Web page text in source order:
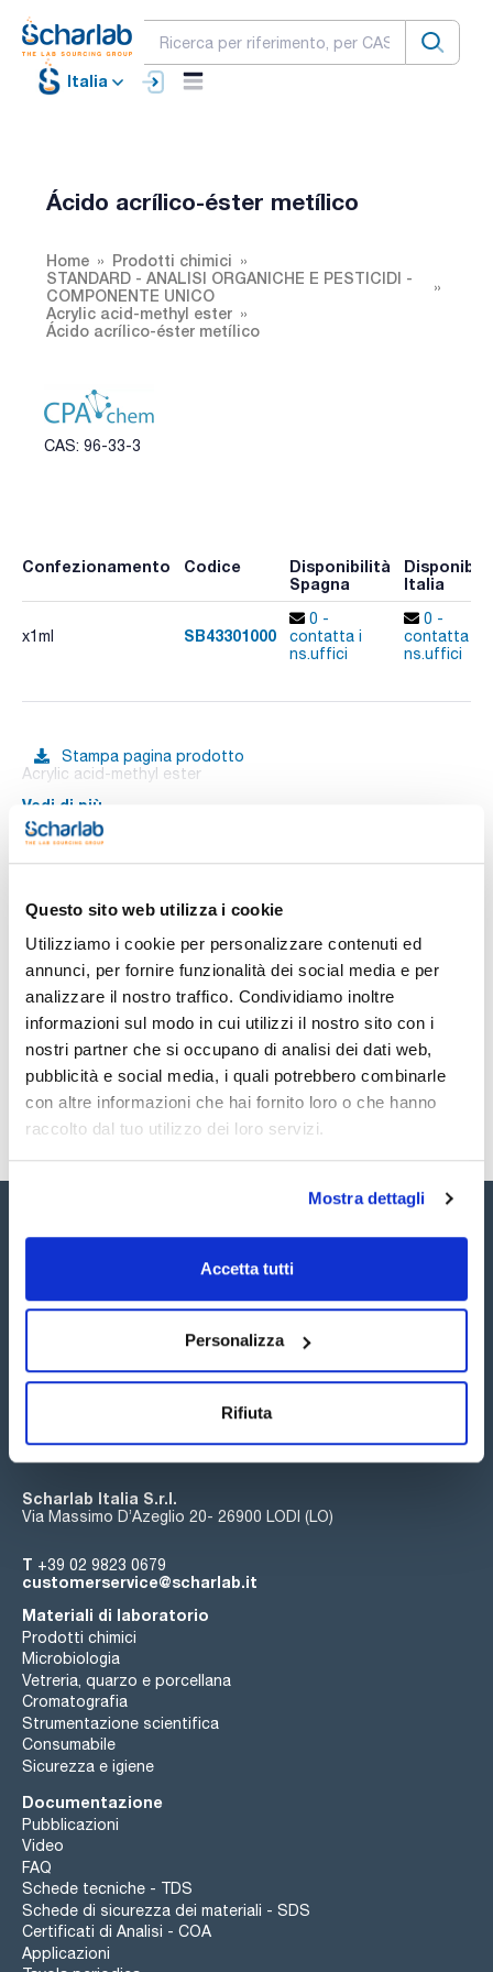
Questo sito web utilizza i cookie
Utilizziamo i cookie per personalizzare contenuti ed
annunci, per fornire funzionalità dei social media e per
analizzare il nostro traffico. Condividiamo inoltre
informazioni sul modo in cui utilizzi il nostro sito con i
nostri partner che si occupano di analisi dei dati web,
pubblicità e social media, i quali potrebbero combinarle
con altre informazioni che hai fornito loro o che hanno
raccolto dal tuo utilizzo dei loro servizi.
Mostra dettagli
Accetta tutti
Personalizza
Rifiuta
Italia
Ácido acrílico-éster metílico
Home
Prodotti chimici
STANDARD - ANALISI ORGANICHE E PESTICIDI -
COMPONENTE UNICO
Acrylic acid-methyl ester
Ácido acrílico-éster metílico
CAS: 96-33-3
Confezionamento Codice
Disponibilità
Spagna
Italia
x1ml SB43301000
0 -
contatta i
ns.uffici
0 -
contatta i
ns.uffici
Stampa pagina prodotto
Acrylic acid-methyl ester
Vedi di più
Documentazione tecnica
TDS / Scheda tecnica
Registrati per i download
Registrati per i download
Sicurezza
Registrati per i download
Iscriviti alla Newsletter
Scharlab Italia S.r.l.
Via Massimo D’Azeglio 20- 26900 LODI (LO)
T +39 02 9823 0679
customerservice@scharlab.it
Materiali di laboratorio
Prodotti chimici
Microbiologia
Vetreria, quarzo e porcellana
Cromatografia
Strumentazione scientifica
Consumabile
Sicurezza e igiene
Documentazione
Pubblicazioni
Video
FAQ
Schede tecniche - TDS
Schede di sicurezza dei materiali - SDS
Certificati di Analisi - COA
Applicazioni